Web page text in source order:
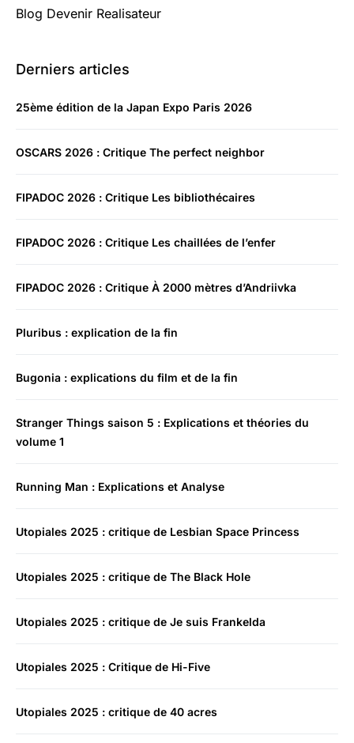
Blog Devenir Realisateur
Derniers articles
25ème édition de la Japan Expo Paris 2026
OSCARS 2026 : Critique The perfect neighbor
FIPADOC 2026 : Critique Les bibliothécaires
FIPADOC 2026 : Critique Les chaillées de l’enfer
FIPADOC 2026 : Critique À 2000 mètres d’Andriivka
Pluribus : explication de la fin
Bugonia : explications du film et de la fin
Stranger Things saison 5 : Explications et théories du
volume 1
Running Man : Explications et Analyse
Utopiales 2025 : critique de Lesbian Space Princess
Utopiales 2025 : critique de The Black Hole
Utopiales 2025 : critique de Je suis Frankelda
Utopiales 2025 : Critique de Hi-Five
Utopiales 2025 : critique de 40 acres